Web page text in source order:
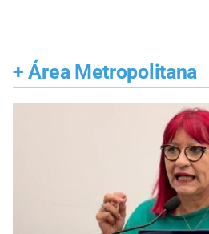
+ Área Metropolitana